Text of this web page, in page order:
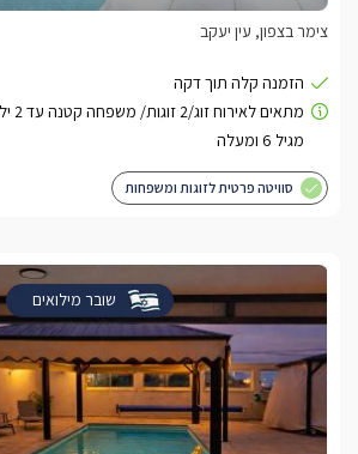
צימר בצפון, עין יעקב
סוויטה פרטית לזוגות ומשפחות
שובר מילואים